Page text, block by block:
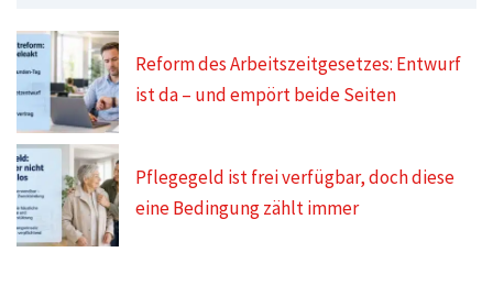
Reform des Arbeitszeitgesetzes: Entwurf
ist da – und empört beide Seiten
Pflegegeld ist frei verfügbar, doch diese
eine Bedingung zählt immer